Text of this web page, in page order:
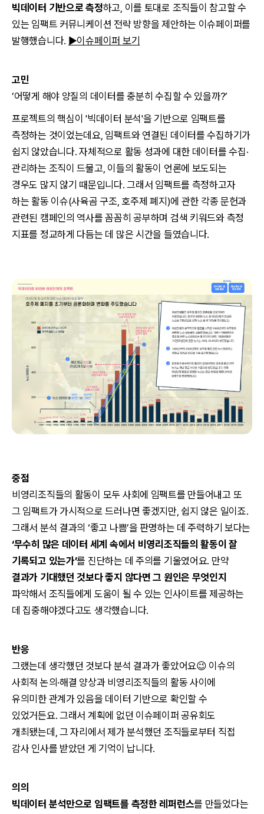
빅데이터 기반으로 측정하고, 이를 토대로 조직들이 참고할 수
있는 임팩트 커뮤니케이션 전략 방향을 제안하는 이슈페이퍼를
발행했습니다. ▶이슈페이퍼 보기
고민
’어떻게 해야 양질의 데이터를 충분히 수집할 수 있을까?’
프로젝트의 핵심이 '빅데이터 분석'을 기반으로 임팩트를
측정하는 것이었는데요, 임팩트와 연결된 데이터를 수집하기가
쉽지 않았습니다. 자체적으로 활동 성과에 대한 데이터를 수집·
관리하는 조직이 드물고, 이들의 활동이 언론에 보도되는
경우도 많지 않기 때문입니다. 그래서 임팩트를 측정하고자
하는 활동 이슈(사육곰 구조, 호주제 폐지)에 관한 각종 문헌과
관련된 캠페인의 역사를 꼼꼼히 공부하며 검색 키워드와 측정
지표를 정교하게 다듬는 데 많은 시간을 들였습니다.
중점
비영리조직들의 활동이 모두 사회에 임팩트를 만들어내고 또
그 임팩트가 가시적으로 드러나면 좋겠지만, 쉽지 않은 일이죠.
그래서 분석 결과의 ‘좋고 나쁨’을 판명하는 데 주력하기 보다는
‘무수히 많은 데이터 세계 속에서 비영리조직들의 활동이 잘
기록되고 있는가’를 진단하는 데 주의를 기울였어요. 만약
결과가 기대했던 것보다 좋지 않다면 그 원인은 무엇인지
파악해서 조직들에게 도움이 될 수 있는 인사이트를 제공하는
데 집중해야겠다고도 생각했습니다.
반응
그랬는데 생각했던 것보다 분석 결과가 좋았어요😉 이슈의
사회적 논의·해결 양상과 비영리조직들의 활동 사이에
유의미한 관계가 있음을 데이터 기반으로 확인할 수
있었거든요. 그래서 계획에 없던 이슈페이퍼 공유회도
개최됐는데, 그 자리에서 제가 분석했던 조직들로부터 직접
감사 인사를 받았던 게 기억이 납니다.
의의
빅데이터 분석만으로 임팩트를 측정한 레퍼런스를 만들었다는